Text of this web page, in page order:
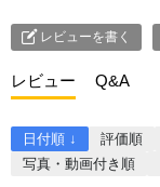
レビューを書く
レビュー Q&A
日付順 ↓ 評価順
写真・動画付き順